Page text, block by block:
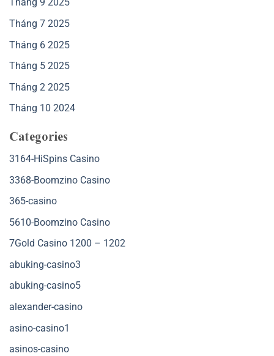
Tháng 9 2025
Tháng 7 2025
Tháng 6 2025
Tháng 5 2025
Tháng 2 2025
Tháng 10 2024
Categories
3164-HiSpins Casino
3368-Boomzino Casino
365-casino
5610-Boomzino Casino
7Gold Casino 1200 – 1202
abuking-casino3
abuking-casino5
alexander-casino
asino-casino1
asinos-casino